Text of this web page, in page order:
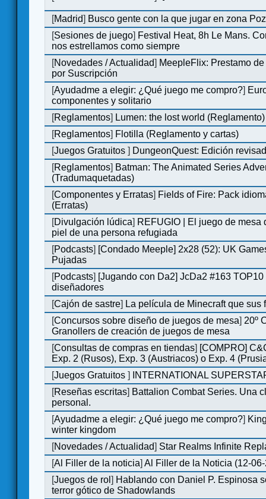
[Madrid] Busco gente con la que jugar en zona
[Sesiones de juego] Festival Heat, 8h Le Mans.
nos estrellamos como siempre
[Novedades / Actualidad] MeepleFlix: Prestamo
por Suscripción
[Ayudadme a elegir: ¿Qué juego me compro?]
componentes y solitario
[Reglamentos] Lumen: the lost world (Reglamento)
[Reglamentos] Flotilla (Reglamento y cartas)
[Juegos Gratuitos] DungeonQuest: Edición
[Reglamentos] Batman: The Animated Series
(Tradumaquetadas)
[Componentes y Erratas] Fields of Fire: Pack
(Erratas)
[Divulgación lúdica] REFUGIO | El juego de mesa
piel de una persona refugiada
[Podcasts] [Condado Meeple] 2x28 (52): UK
Pujadas
[Podcasts] [Jugando con Da2] JcDa2 #163
diseñadores
[Cajón de sastre] La película de Minecraft que sus
[Concursos sobre diseño de juegos de mesa] 20º
Granollers de creación de juegos de mesa
[Consultas de compras en tiendas] [COMPRO]
Exp. 2 (Rusos), Exp. 3 (Austriacos) o Exp. 4
[Juegos Gratuitos]
INTERNATIONAL
[Reseñas escritas] Battalion Combat Series. Una
personal.
[Ayudadme a elegir: ¿Qué juego me compro?]
winter kingdom
[Novedades / Actualidad] Star Realms Infinite
[Al Filler de la noticia]Al Filler de la Noticia (12-
[Juegos de rol] Hablando con Daniel P. Espinosa
terror gótico de Shadowlands